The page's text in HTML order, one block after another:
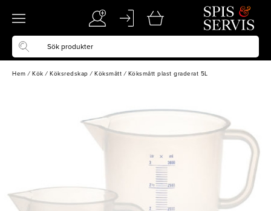
Hem / Kök / Köksredskap / Köksmått / Köksmått plast graderat 5L